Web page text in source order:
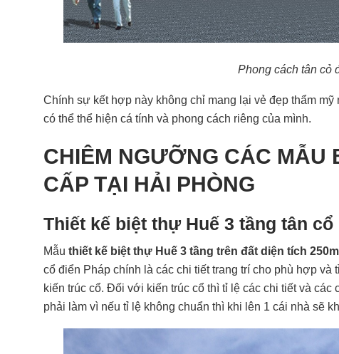
Phong cách tân cỏ
Chính sự kết hợp này không chỉ mang lại vẻ đẹp thẩm
có thể thể hiện cá tính và phong cách riêng của mình.
CHIÊM NGƯỠNG CÁC
CẤP TẠI HẢI PHÒNG
Thiết kế biệt thự Huế 3 tầng tân cổ
Mẫu thiết kế biệt thự Huế 3 tầng trên đất diện tích
cổ điển Pháp chính là các chi tiết trang trí cho phù hợp
kiến trúc cổ. Đối với kiến trúc cổ thì tỉ lệ các chi tiết và
phải làm vì nếu tỉ lệ không chuẩn thì khi lên 1 cái nhà sẽ